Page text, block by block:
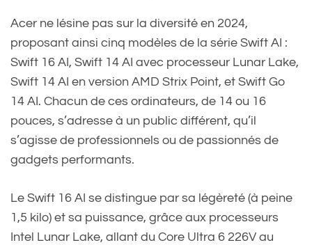
Acer ne lésine pas sur la diversité en 2024,
proposant ainsi cinq modèles de la série Swift AI :
Swift 16 AI, Swift 14 AI avec processeur Lunar Lake,
Swift 14 AI en version AMD Strix Point, et Swift Go
14 AI. Chacun de ces ordinateurs, de 14 ou 16
pouces, s’adresse à un public différent, qu’il
s’agisse de professionnels ou de passionnés de
gadgets performants.
Le Swift 16 AI se distingue par sa légèreté (à peine
1,5 kilo) et sa puissance, grâce aux processeurs
Intel Lunar Lake, allant du Core Ultra 6 226V au